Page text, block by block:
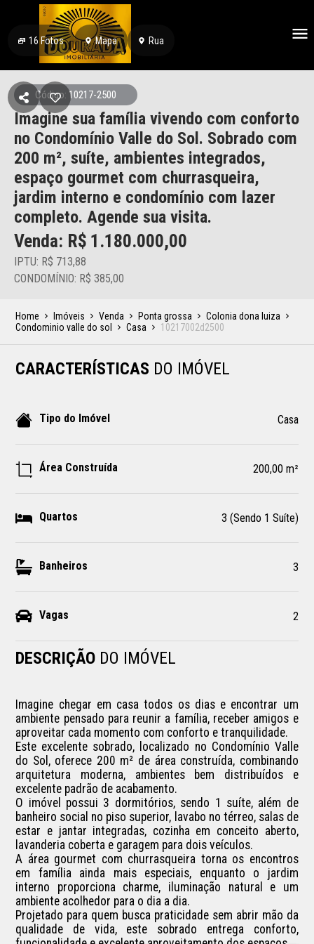
16 Fotos Mapa Rua
Código: 10217-2500
Imagine sua família vivendo com conforto
no Condomínio Valle do Sol. Sobrado com
200 m², suíte, ambientes integrados,
espaço gourmet com churrasqueira,
jardim interno e condomínio com lazer
completo. Agende sua visita.
Venda: R$ 1.180.000,00
IPTU: R$ 713,88
CONDOMÍNIO: R$ 385,00
Home Imóveis Venda Ponta grossa
Colonia dona luiza
Condominio valle do sol
Casa 10217002d2500
CARACTERÍSTICAS DO IMÓVEL
Tipo do Imóvel Casa
Área Construída 200,00 m²
Quartos 3 (Sendo 1 Suíte)
Banheiros 3
Vagas 2
DESCRIÇÃO DO IMÓVEL
Imagine chegar em casa todos os dias e encontrar um
ambiente pensado para reunir a família, receber amigos e
aproveitar cada momento com conforto e tranquilidade.
Este excelente sobrado, localizado no Condomínio Valle
do Sol, oferece 200 m² de área construída, combinando
arquitetura moderna, ambientes bem distribuídos e
excelente padrão de acabamento.
O imóvel possui 3 dormitórios, sendo 1 suíte, além de
banheiro social no piso superior, lavabo no térreo, salas de
estar e jantar integradas, cozinha em conceito aberto,
lavanderia coberta e garagem para dois veículos.
A área gourmet com churrasqueira torna os encontros
em família ainda mais especiais, enquanto o jardim
interno proporciona charme, iluminação natural e um
ambiente acolhedor para o dia a dia.
Projetado para quem busca praticidade sem abrir mão da
qualidade de vida, este sobrado entrega conforto,